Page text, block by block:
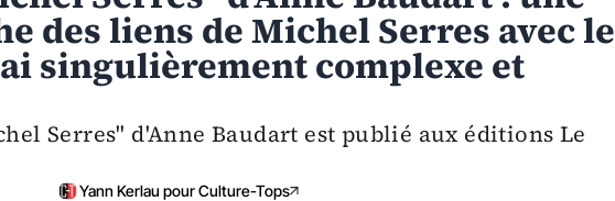
des liens de Michel Serres avec le
singulièrement complexe et
Serres" d'Anne Baudart est publié aux éditions Le
Yann Kerlau pour Culture-Tops